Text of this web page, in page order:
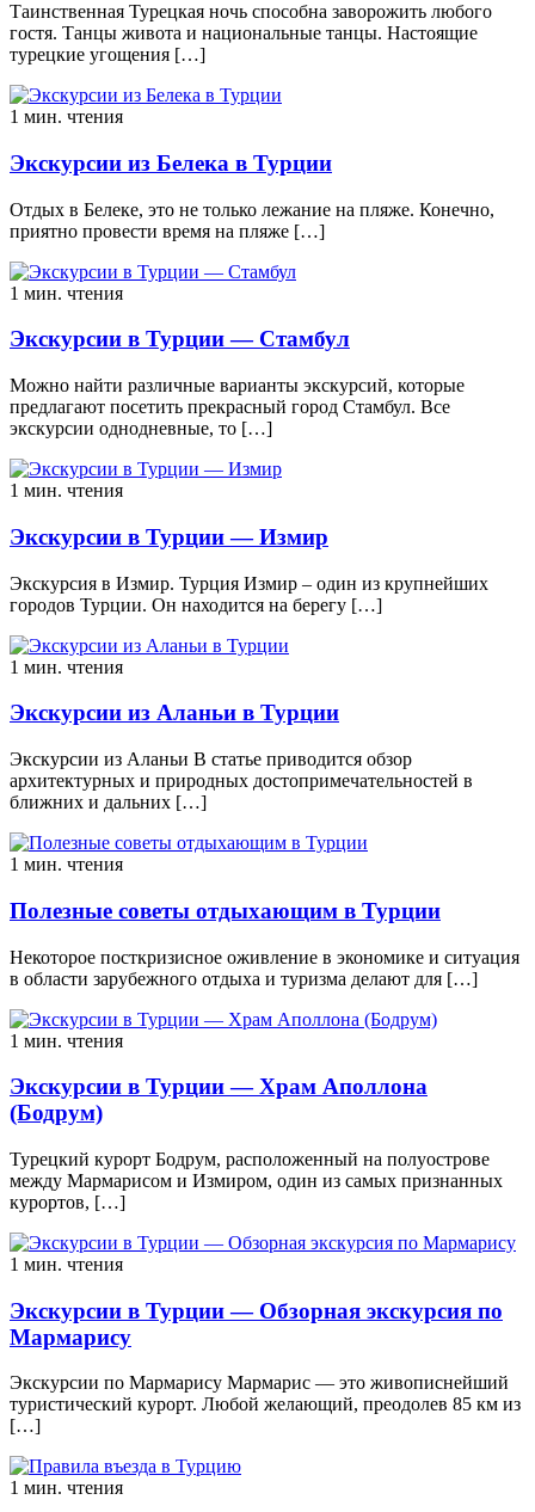
Таинственная Турецкая ночь способна заворожить любого
гостя. Танцы живота и национальные танцы. Настоящие
турецкие угощения […]
1 мин. чтения
Экскурсии из Белека в Турции
Отдых в Белеке, это не только лежание на пляже. Конечно,
приятно провести время на пляже […]
1 мин. чтения
Экскурсии в Турции — Стамбул
Можно найти различные варианты экскурсий, которые
предлагают посетить прекрасный город Стамбул. Все
экскурсии однодневные, то […]
1 мин. чтения
Экскурсии в Турции — Измир
Экскурсия в Измир. Турция Измир – один из крупнейших
городов Турции. Он находится на берегу […]
1 мин. чтения
Экскурсии из Аланьи в Турции
Экскурсии из Аланьи В статье приводится обзор
архитектурных и природных достопримечательностей в
ближних и дальних […]
1 мин. чтения
Полезные советы отдыхающим в Турции
Некоторое посткризисное оживление в экономике и ситуация
в области зарубежного отдыха и туризма делают для […]
1 мин. чтения
Экскурсии в Турции — Храм Аполлона
(Бодрум)
Турецкий курорт Бодрум, расположенный на полуострове
между Мармарисом и Измиром, один из самых признанных
курортов, […]
1 мин. чтения
Экскурсии в Турции — Обзорная экскурсия по
Мармарису
Экскурсии по Мармарису Мармарис — это живописнейший
туристический курорт. Любой желающий, преодолев 85 км из
[…]
1 мин. чтения